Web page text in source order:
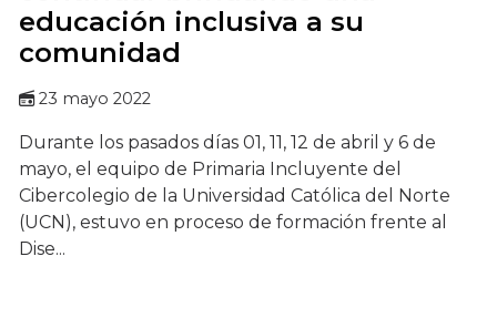
educación inclusiva a su
comunidad
23 mayo 2022
Durante los pasados días 01, 11, 12 de abril y 6 de
mayo, el equipo de Primaria Incluyente del
Cibercolegio de la Universidad Católica del Norte
(UCN), estuvo en proceso de formación frente al
Dise...